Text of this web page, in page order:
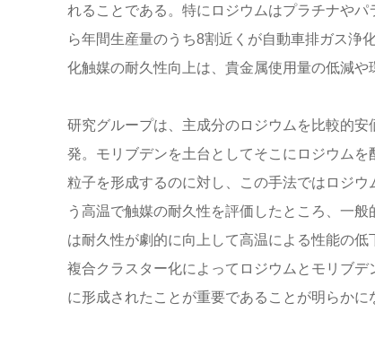
れることである。特にロジウムはプラチナや
ら年間生産量のうち8割近くが自動車排ガス浄
化触媒の耐久性向上は、貴金属使用量の低減や
研究グループは、主成分のロジウムを比較的
発。モリブデンを土台としてそこにロジウム
粒子を形成するのに対し、この手法ではロジ
う高温で触媒の耐久性を評価したところ、一
は耐久性が劇的に向上して高温による性能の
複合クラスター化によってロジウムとモリブ
に形成されたことが重要であることが明らかに